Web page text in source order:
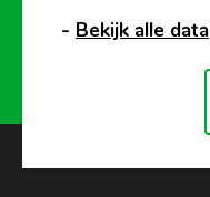
- Bekijk alle data